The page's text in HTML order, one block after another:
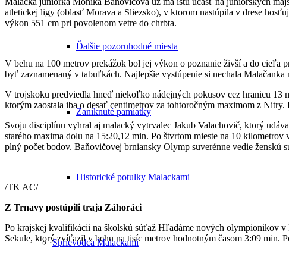
Ďalšie pozoruhodné miesta
Zaniknuté pamiatky
Historické potulky Malackami
Sprievodca Malackami
atletickej ligy (oblasť Morava a Sliezsko), v ktorom nastúpila v drese
výkon 551 cm pri povolenom vetre do chrbta.
V behu na 100 metrov prekážok bol jej výkon o poznanie živší a do cieľa
byť zaznamenaný v tabuľkách. Najlepšie vystúpenie si nechala Malačanka
V trojskoku predviedla hneď niekoľko nádejných pokusov cez hranicu 13
ktorým zaostala iba o desať centimetrov za tohtoročným maximom z
Svoju disciplínu vyhral aj malacký vytrvalec Jakub Valachovič, ktorý
starého maxima dolu na 15:20,12 min. Po štvrtom mieste na 10
plný počet bodov. Baňovičovej brniansky Olymp suverénne vedie ženskú
/TK AC/
Z Trnavy postúpili traja Záhoráci
Po krajskej kvalifikácii na školskú súťaž Hľadáme nových olympionikov v
Sekule, ktorý zvíťazil v behu na tisíc metrov hodnotným časom 3:09 min.